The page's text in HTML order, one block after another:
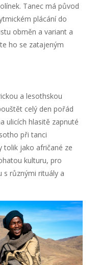
Tanec má původ
plácání do
obměn a variant a
ho se zatajeným
a lesothskou
celý den pořád
ulicích hlasitě zapnuté
při tanci
tolik jako afričané ze
kulturu, pro
s různými rituály a